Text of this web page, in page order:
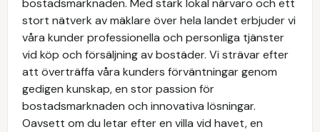
bostadsmarknaden. Med stark lokal närvaro och ett
stort nätverk av mäklare över hela landet erbjuder vi
våra kunder professionella och personliga tjänster
vid köp och försäljning av bostäder. Vi strävar efter
att överträffa våra kunders förväntningar genom
gedigen kunskap, en stor passion för
bostadsmarknaden och innovativa lösningar.
Oavsett om du letar efter en villa vid havet, en